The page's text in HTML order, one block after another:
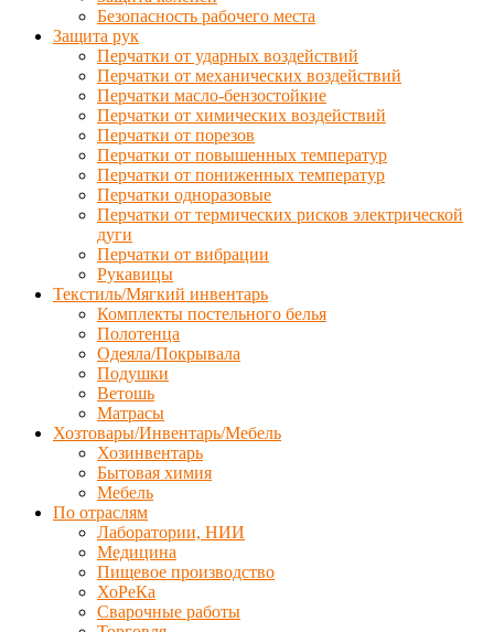
Безопасность рабочего места
Защита рук
Перчатки от ударных воздействий
Перчатки от механических воздействий
Перчатки масло-бензостойкие
Перчатки от химических воздействий
Перчатки от порезов
Перчатки от повышенных температур
Перчатки от пониженных температур
Перчатки одноразовые
Перчатки от термических рисков электрической
дуги
Перчатки от вибрации
Рукавицы
Текстиль/Мягкий инвентарь
Комплекты постельного белья
Полотенца
Одеяла/Покрывала
Подушки
Ветошь
Матрасы
Хозтовары/Инвентарь/Мебель
Хозинвентарь
Бытовая химия
Мебель
По отраслям
Лаборатории, НИИ
Медицина
Пищевое производство
ХоРеКа
Сварочные работы